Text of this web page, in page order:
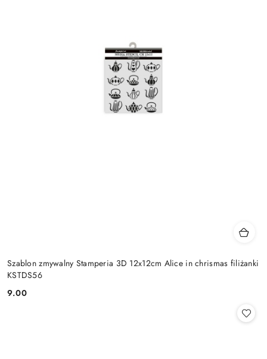
Szablon zmywalny Stamperia 3D 12x12cm Alice in chrismas filiżanki
KSTDS56
Cena:
9.00